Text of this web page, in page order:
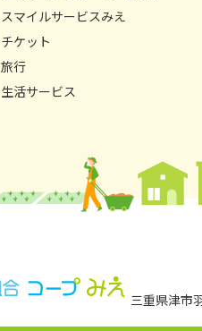
スマイルサービスみえ
チケット
旅行
生活サービス
三重県津市